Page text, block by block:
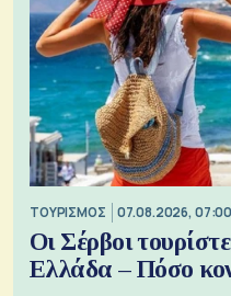
ΤΟΥΡΙΣΜΟΣ 07.08.2026, 07:00
Οι Σέρβοι
Ελλάδα – Πόσο